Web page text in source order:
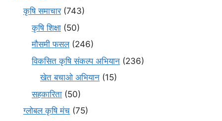
कृषि समाचार(743)
कृषि शिक्षा (50)
मौसमी फसल(246)
विकसित कृषि संकल्प अभियान (236)
खेत बचाओ अभियान (15)
सहकारिता (50)
ग्लोबल कृषि मंच (75)